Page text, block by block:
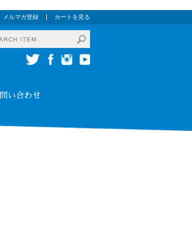
メルマガ登録 カートを見る
い合わせ